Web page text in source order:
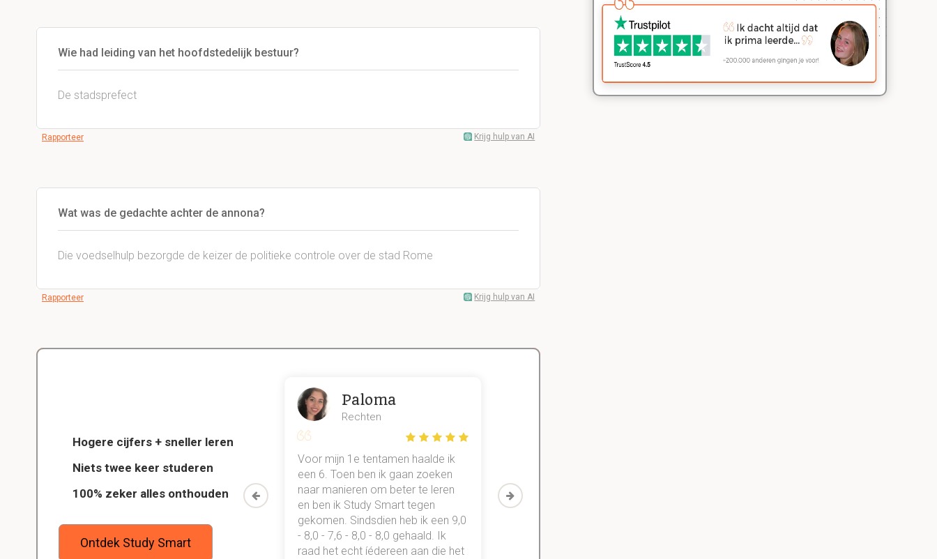
Wie had leiding van het hoofdstedelijk bestuur?
De stadsprefect
Rapporteer Krijg hulp van AI
Wat was de gedachte achter de annona?
Die voedselhulp bezorgde de keizer de politieke controle over de stad Rome
Rapporteer Krijg hulp van AI
Hogere cijfers + sneller leren
Niets twee keer studeren
100% zeker alles onthouden
Ontdek Study Smart
jaar al mn examens gehaald en
ook veel betere punten gehaald.
onder de knie, waarmee ik zeker
weet dat ik de rest van mijn studie
Paloma
Rechten
Voor mijn 1e tentamen haalde ik
een 6. Toen ben ik gaan zoeken
naar manieren om beter te leren
en ben ik Study Smart tegen
gekomen. Sindsdien heb ik een 9,0
- 8,0 - 7,6 - 8,0 - 8,0 gehaald. Ik
raad het echt íédereen aan die het
vakken. Sinds ik mijn
aantekeningen digitaal maak in